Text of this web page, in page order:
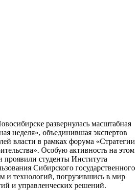
развернулась масштабная
неделя», объединившая экспертов
власти в рамках форума «Стратегии
Особую активность на этом
проявили студенты Института
Сибирского государственного
и технологий, погрузившись в мир
и управленческих решений.